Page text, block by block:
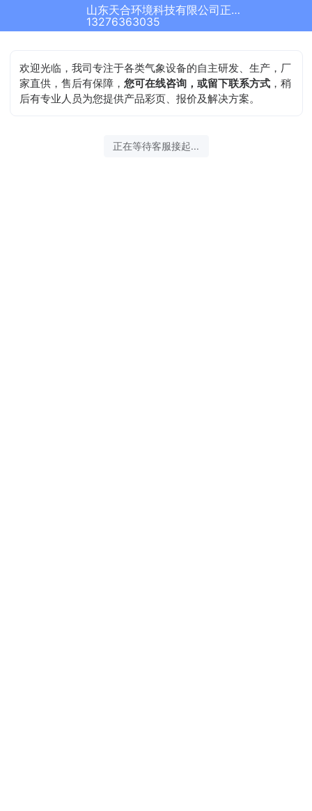
山东天合环境科技有限公司正在为您服务
13276363035
欢迎光临，我司专注于各类气象设备的自主研发、生产，厂
家直供，售后有保障，您可在线咨询，或留下联系方式 ，稍
后有专业人员为您提供产品彩页、报价及解决方案。
正在等待客服接起...